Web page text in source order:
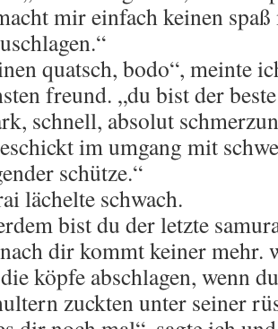
mir einfach keinen
quatsch, bodo“, meinte
freund. „du bist der
schnell, absolut
im umgang mit
schütze.“
lächelte schwach.
bist du der letzte
dir kommt keiner mehr.
köpfe abschlagen, wenn
zuckten unter seiner